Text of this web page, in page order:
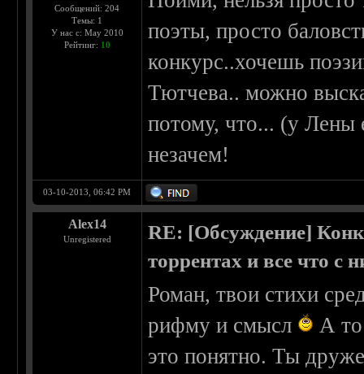
Сообщений: 204
Темы: 1
У нас с: May 2010
Рейтинг: 10
поэты, просто
конкурс..хочешь
Тютчева.. можно
потому, что... (у Лены
незачем!
03-10-2013, 06:42 PM
Alex14
Unregistered
RE: [Обсуждение]
торрентах и все что с
Роман, твои стихи
рифму и смысл
А то
это понятно. Ты